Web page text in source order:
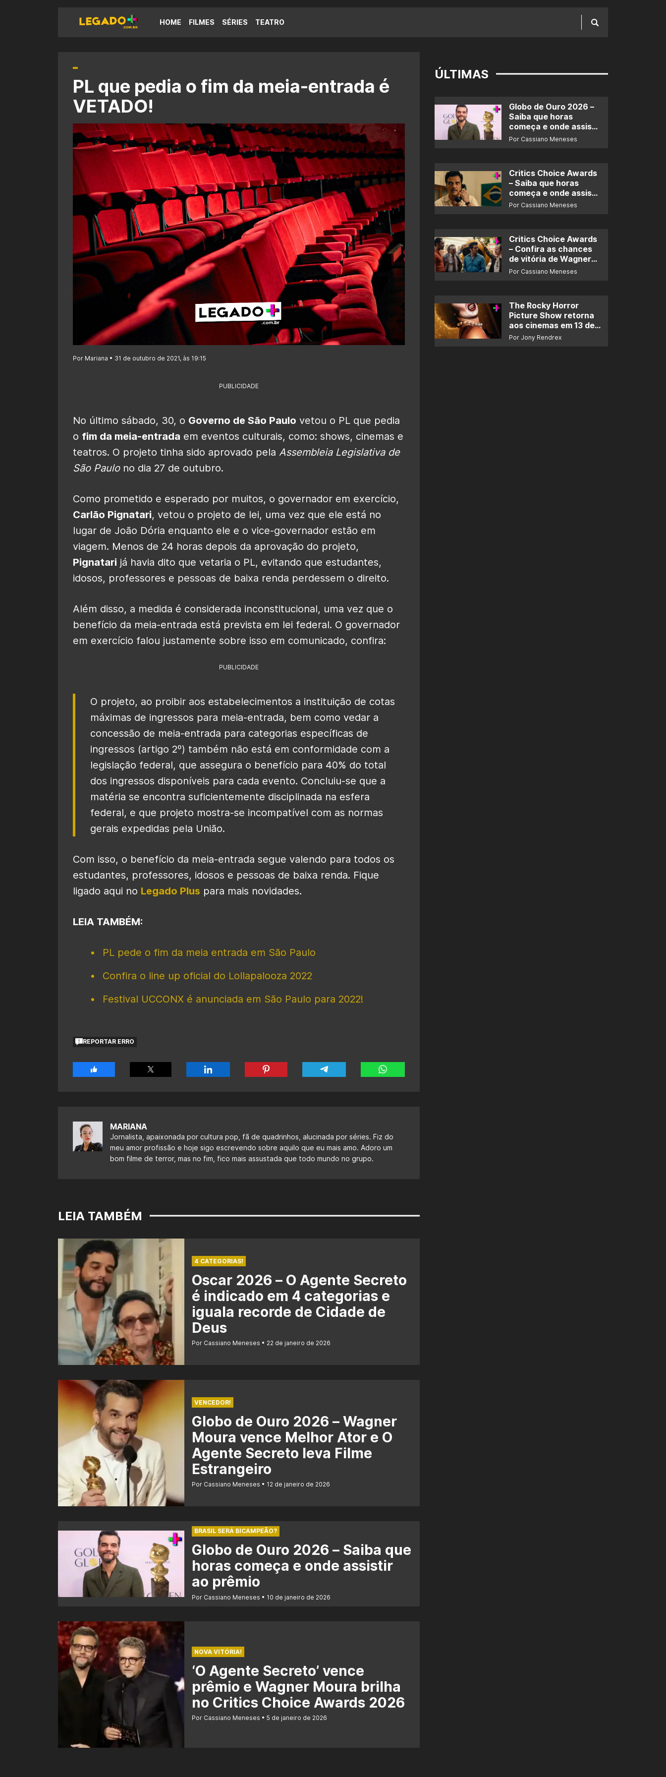
HOME FILMES SÉRIES TEATRO
PL que pedia o fim da meia-entrada é
VETADO!
Por Mariana • 31 de outubro de 2021, às 19:15
PUBLICIDADE
No último sábado, 30, o Governo de São Paulo vetou o PL que pedia
o fim da meia-entrada em eventos culturais, como: shows, cinemas e
teatros. O projeto tinha sido aprovado pela Assembleia Legislativa de
São Paulono dia 27 de outubro.
Como prometido e esperado por muitos, o governador em exercício,
Carlão Pignatari, vetou o projeto de lei, uma vez que ele está no
lugar de João Dória enquanto ele e o vice-governador estão em
viagem. Menos de 24 horas depois da aprovação do projeto,
Pignatari já havia dito que vetaria o PL, evitando que estudantes,
idosos, professores e pessoas de baixa renda perdessem o direito.
Além disso, a medida é considerada inconstitucional, uma vez que o
benefício da meia-entrada está prevista em lei federal. O governador
em exercício falou justamente sobre isso em comunicado, confira:
PUBLICIDADE
O projeto, ao proibir aos estabelecimentos a instituição de cotas
máximas de ingressos para meia-entrada, bem como vedar a
concessão de meia-entrada para categorias específicas de
ingressos (artigo 2º) também não está em conformidade com a
legislação federal, que assegura o benefício para 40% do total
dos ingressos disponíveis para cada evento. Concluiu-se que a
matéria se encontra suficientemente disciplinada na esfera
federal, e que projeto mostra-se incompatível com as normas
gerais expedidas pela União.
Com isso, o benefício da meia-entrada segue valendo para todos os
estudantes, professores, idosos e pessoas de baixa renda. Fique
ligado aqui no Legado Plus para mais novidades.
LEIA TAMBÉM:
PL pede o fim da meia entrada em São Paulo
Confira o line up oficial do Lollapalooza 2022
Festival UCCONX é anunciada em São Paulo para 2022!
REPORTAR ERRO
MARIANA
Jornalista, apaixonada por cultura pop, fã de quadrinhos, alucinada por séries. Fiz do
meu amor profissão e hoje sigo escrevendo sobre aquilo que eu mais amo. Adoro um
bom filme de terror, mas no fim, fico mais assustada que todo mundo no grupo.
LEIA TAMBÉM
4 CATEGORIAS!
Oscar 2026 – O Agente Secreto
é indicado em 4 categorias e
iguala recorde de Cidade de
Deus
Por Cassiano Meneses 22 de janeiro de 2026
VENCEDOR!
Globo de Ouro 2026 – Wagner
Moura vence Melhor Ator e O
Agente Secreto leva Filme
Estrangeiro
Por Cassiano Meneses 12 de janeiro de 2026
BRASIL SERÁ BICAMPEÃO?
Globo de Ouro 2026 – Saiba que
horas começa e onde assistir
ao prêmio
Por Cassiano Meneses 10 de janeiro de 2026
NOVA VITÓRIA!
‘O Agente Secreto’ vence
prêmio e Wagner Moura brilha
no Critics Choice Awards 2026
Por Cassiano Meneses 5 de janeiro de 2026
ÚLTIMAS
Globo de Ouro 2026 –
Saiba que horas
começa e onde assistir
ao prêmio
Por Cassiano Meneses
Critics Choice Awards
– Saiba que horas
começa e onde assistir
ao prêmio
Por Cassiano Meneses
Critics Choice Awards
– Confira as chances
de vitória de Wagner
Moura e de ‘O Agente
Por Cassiano Meneses
The Rocky Horror
Picture Show retorna
aos cinemas em 13 de
novembro
Por Jony Rendrex